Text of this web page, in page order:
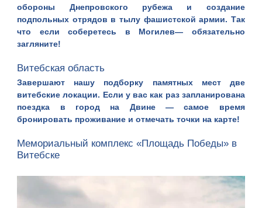
обороны Днепровского рубежа и создание
подпольных отрядов в тылу фашистской армии. Так
что если соберетесь в Могилев— обязательно
загляните!
Витебская область
Завершают нашу подборку памятных мест две
витебские локации. Если у вас как раз запланирована
поездка в город на Двине — самое время
бронировать проживание и отмечать точки на карте!
Мемориальный комплекс «Площадь Победы» в
Витебске